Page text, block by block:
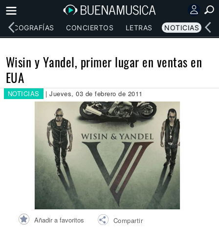
DISCOGRAFÍAS CONCIERTOS LETRAS NOTICIAS
Wisin y Yandel, primer lugar en ventas en
EUA
NOTICIAS | Jueves, 03 de febrero de 2011
Añadir a favoritos Compartir